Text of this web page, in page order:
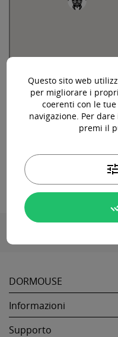
DORMOUSE
Informazioni
Supporto
Questo sito web
per migliorare i
coerenti con le
navigazione. Per
premi il
tune